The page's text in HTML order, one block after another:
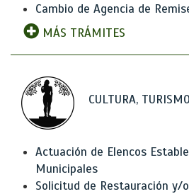
Cambio de Agencia de
MÁS TRÁMITES
CULTURA,
Actuación de Elencos
Municipales
Solicitud de Restauración y/